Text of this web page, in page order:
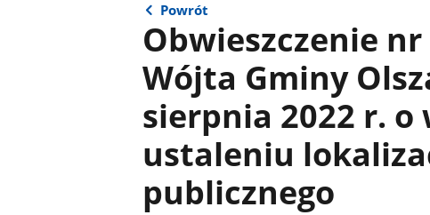
Powrót
Obwieszczenie nr
Wójta Gminy
sierpnia 2022 r.
ustaleniu
publicznego